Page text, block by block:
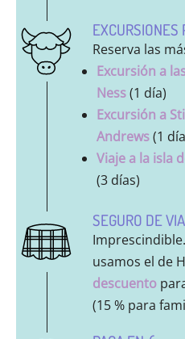
EXCURSIONES
Reserva las
Excursión a
Ness(1 día)
Excursión a
Andrews(1
Viaje a la isla
(3 días)
SEGURO DE
usamos el de
descuento
(15 % para